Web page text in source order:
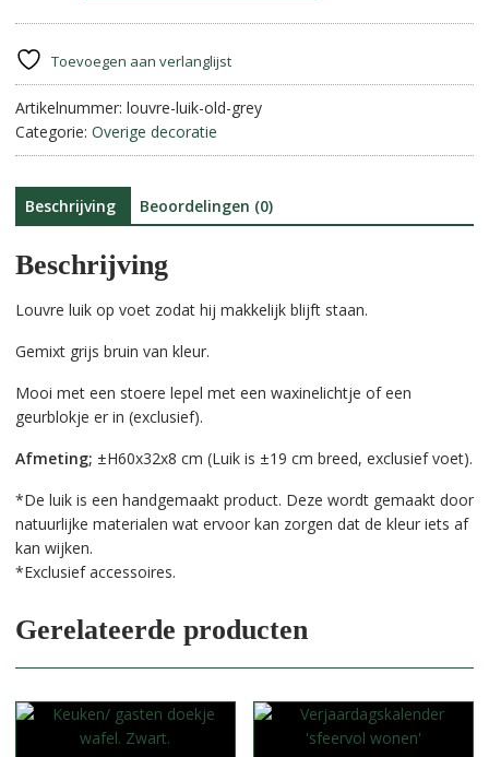
||
60
cm.
aantal
n
i
:
Toevoegen aan verlanglijst
Artikelnummer: louvre-luik-old-grey
Categorie: Overige decoratie
Beschrijving Beoordelingen (0)
Beschrijving
Louvre luik op voet zodat hij makkelijk blijft staan.
Gemixt grijs bruin van kleur.
Mooi met een stoere lepel met een waxinelichtje of een
geurblokje er in (exclusief).
Afmeting; ±H60x32x8 cm (Luik is ±19 cm breed, exclusief voet).
*De luik is een handgemaakt product. Deze wordt gemaakt door
natuurlijke materialen wat ervoor kan zorgen dat de kleur iets af
kan wijken.
*Exclusief accessoires.
Gerelateerde producten